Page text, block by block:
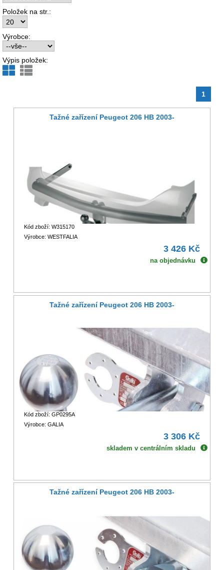
Položek na str.:
Výrobce:
Výpis položek:
1
Tažné zařízení Peugeot 206 HB 2003-
Kód zboží: W315170
Výrobce: WESTFALIA
3 426 Kč
na objednávku
Tažné zařízení Peugeot 206 HB 2003-
Kód zboží: GP0295A
Výrobce: GALIA
3 306 Kč
skladem v centrálním skladu
Tažné zařízení Peugeot 206 HB 2003-